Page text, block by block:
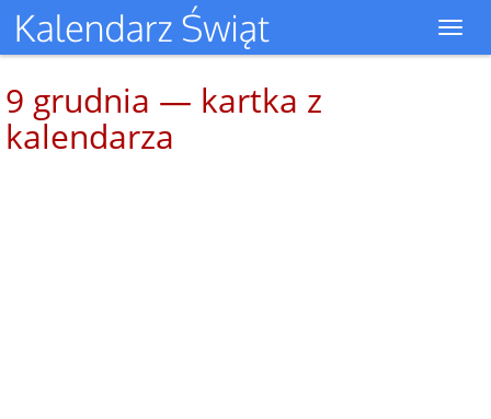
9 grudnia — kartka z
kalendarza